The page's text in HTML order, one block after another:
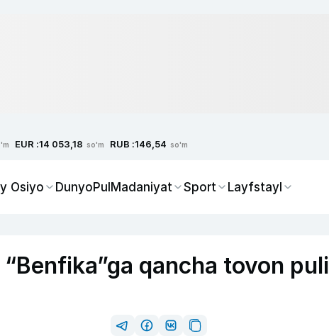
EUR :14 053,18 so'm RUB :146,54 so'm
Osiyo DunyoPulMadaniyat Sport Layfstayl
qancha tovon puli